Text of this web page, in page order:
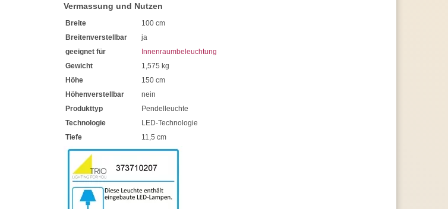
Vermassung und Nutzen
Breite
100 cm
Breitenverstellbar
ja
geeignet für
Innenraumbeleuchtung
Gewicht
1,575 kg
Höhe
150 cm
Höhenverstellbar
nein
Produkttyp
Pendelleuchte
Technologie
LED-Technologie
Tiefe
11,5 cm